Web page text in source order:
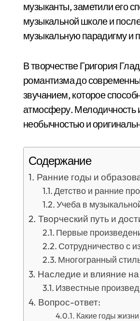
музыканты, заметили его
музыкальной школе и
музыкальную парадигму и
В творчестве Григория
романтизма до
звучанием, которое
атмосферу. Мелодичность
необычностью и
Содержание
Ранние годы и
Детство и ранние
Учеба в
Творческий путь и
Первые
Сотрудничество с
Многогранный
Наследие и влияние
Известные
Вопрос-ответ:
Какие годы